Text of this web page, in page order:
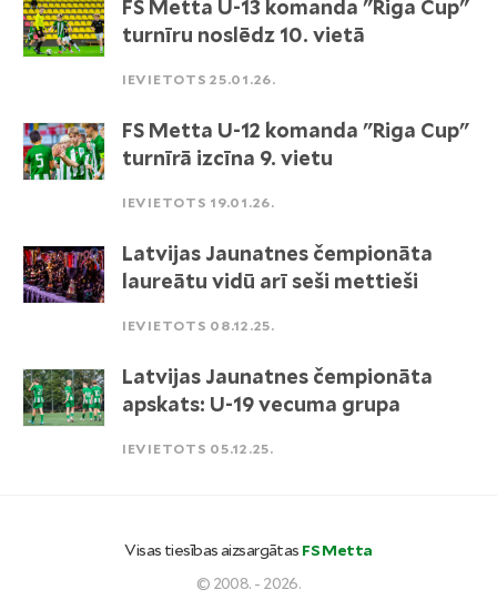
FS Metta U-13 komanda "Riga Cup"
turnīru noslēdz 10. vietā
IEVIETOTS 25.01.26.
FS Metta U-12 komanda "Riga Cup"
turnīrā izcīna 9. vietu
IEVIETOTS 19.01.26.
Latvijas Jaunatnes čempionāta
laureātu vidū arī seši mettieši
IEVIETOTS 08.12.25.
Latvijas Jaunatnes čempionāta
apskats: U-19 vecuma grupa
IEVIETOTS 05.12.25.
Visas tiesības aizsargātas FS Metta
© 2008. - 2026.